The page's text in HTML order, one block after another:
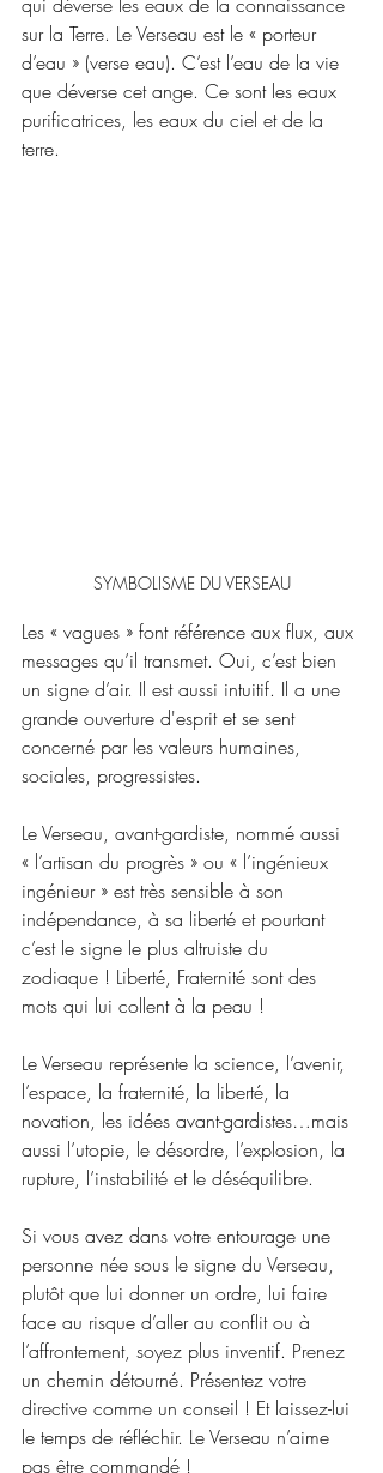
qui déverse les eaux de la connaissance
sur la Terre. Le Verseau est le « porteur
d’eau » (verse eau). C’est l’eau de la vie
que déverse cet ange. Ce sont les eaux
purificatrices, les eaux du ciel et de la
terre.
SYMBOLISME DU VERSEAU
Les « vagues » font référence aux flux, aux
messages qu’il transmet. Oui, c’est bien
un signe d’air. Il est aussi intuitif. Il a une
grande ouverture d'esprit et se sent
concerné par les valeurs humaines,
sociales, progressistes.
Le Verseau, avant-gardiste, nommé aussi
« l’artisan du progrès » ou « l’ingénieux
ingénieur » est très sensible à son
indépendance, à sa liberté et pourtant
c’est le signe le plus altruiste du
zodiaque ! Liberté, Fraternité sont des
mots qui lui collent à la peau !
Le Verseau représente la science, l’avenir,
l’espace, la fraternité, la liberté, la
novation, les idées avant-gardistes…mais
aussi l’utopie, le désordre, l’explosion, la
rupture, l’instabilité et le déséquilibre.
Si vous avez dans votre entourage une
personne née sous le signe du Verseau,
plutôt que lui donner un ordre, lui faire
face au risque d’aller au conflit ou à
l’affrontement, soyez plus inventif. Prenez
un chemin détourné. Présentez votre
directive comme un conseil ! Et laissez-lui
le temps de réfléchir. Le Verseau n’aime
pas être commandé !